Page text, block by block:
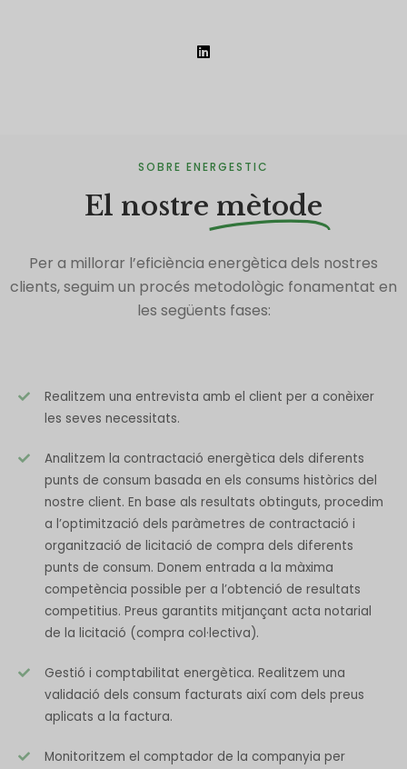
SOBRE ENERGESTIC
El nostre mètode
Per a millorar l’eficiència energètica dels nostres
clients, seguim un procés metodològic fonamentat en
les següents fases:
Realitzem una entrevista amb el client per a conèixer
les seves necessitats.
Analitzem la contractació energètica dels diferents
punts de consum basada en els consums històrics del
nostre client. En base als resultats obtinguts, procedim
a l’optimització dels paràmetres de contractació i
organització de licitació de compra dels diferents
punts de consum. Donem entrada a la màxima
competència possible per a l’obtenció de resultats
competitius. Preus garantits mitjançant acta notarial
de la licitació (compra col·lectiva).
Gestió i comptabilitat energètica. Realitzem una
validació dels consum facturats així com dels preus
aplicats a la factura.
Monitoritzem el comptador de la companyia per